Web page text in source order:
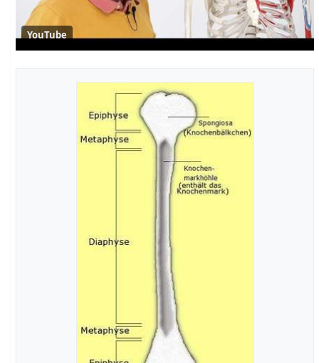
YouTube